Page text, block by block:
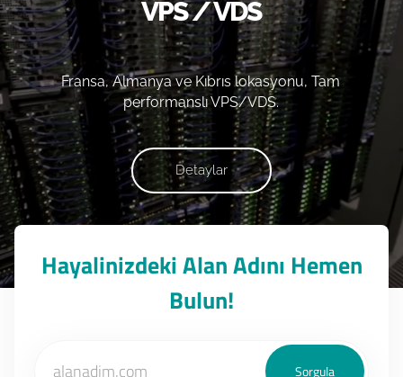
VPS / VDS
Fransa, Almanya ve Kıbrıs lokasyonu, Tam
performanslı VPS/VDS.
Detaylar
Hayalinizdeki Alan Adını Hemen
Bulun!